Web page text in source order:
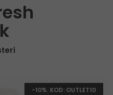
-10%. KOD: OUTLET10